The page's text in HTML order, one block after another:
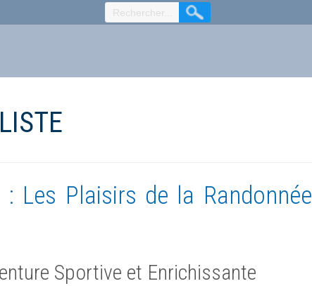
Les Plaisirs de la Randonnée
Sportive et Enrichissante